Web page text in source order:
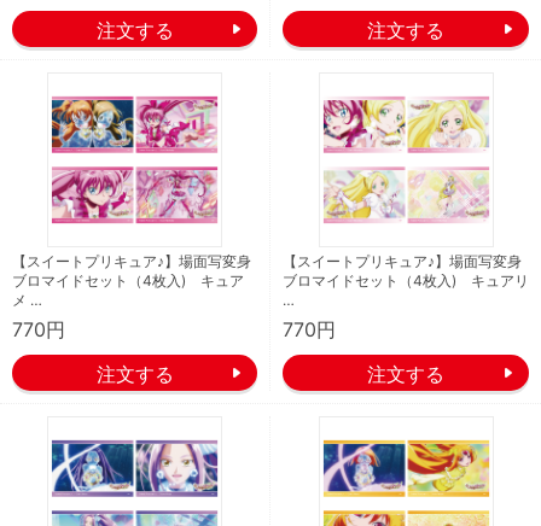
【スイートプリキュア♪】場面写変身
ブロマイドセット（4枚入) キュア
メ …
770円
【スイートプリキュア♪】場面写変身
ブロマイドセット（4枚入) キュアリ
…
770円